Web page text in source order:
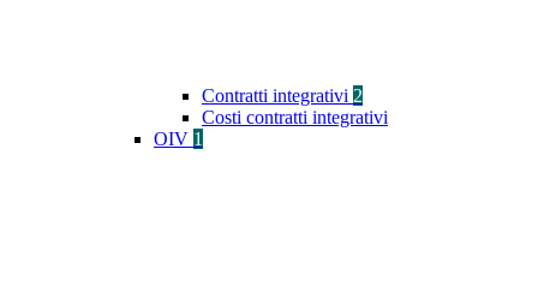
Contratti integrativi 2
Costi contratti integrativi
OIV 1